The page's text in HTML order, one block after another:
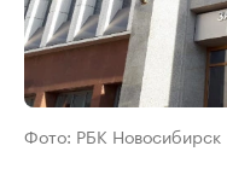
Фото: РБК Новосибирск